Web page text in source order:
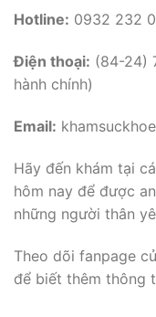
Hotline: 0932 232
Điện thoại: (84-24)
hành chính)
Email:
Hãy đến khám tại
hôm nay để được
những người thân
Theo dõi fanpage
để biết thêm thông